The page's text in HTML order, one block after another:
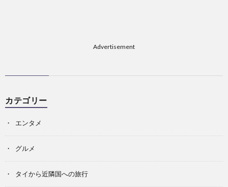
Advertisement
カテゴリー
エンタメ
グルメ
タイから近隣国への旅行